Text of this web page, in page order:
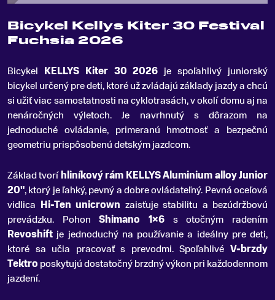
Bicykel Kellys Kiter 30 Festival
Fuchsia 2026
Bicykel KELLYS Kiter 30 2026 je spoľahlivý juniorský
bicykel určený pre deti, ktoré už zvládajú základy jazdy a chcú
si užiť viac samostatnosti na cyklotrasách, v okolí domu aj na
nenáročných výletoch. Je navrhnutý s dôrazom na
jednoduché ovládanie, primeranú hmotnosť a bezpečnú
geometriu prispôsobenú detským jazdcom.
Základ tvoríhliníkový rám KELLYS Aluminium alloy Junior
20", ktorý je ľahký, pevný a dobre ovládateľný. Pevná oceľová
vidlica Hi-Ten unicrown zaisťuje stabilitu a bezúdržbovú
prevádzku. PohonShimano 1×6 s otočným radením
Revoshift je jednoduchý na používanie a ideálny pre deti,
ktoré sa učia pracovať s prevodmi. Spoľahlivé V-brzdy
Tektro poskytujú dostatočný brzdný výkon pri každodennom
jazdení.